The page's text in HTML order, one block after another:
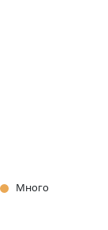
Много